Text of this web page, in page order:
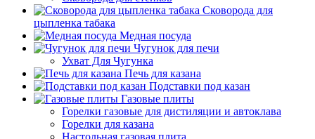
Сковорода для
цыпленка табака
Медная посуда
Чугунок для печи
Ухват Для Чугунка
Печь для казана
Подставки под казан
Газовые плиты
Горелки газовые для дистиляции и автоклава
Горелки для казана
Настольная газовая плита